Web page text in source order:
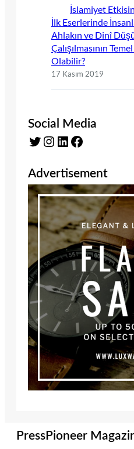
İslamiyet
İlk Eserlerinde
Ahlakın ve Dinî
Çalışılmasının
Olabilir?
17 Kasım 2019
Social Media
Twitter Instagram LinkedIn Facebook
Advertisement
PressPioneer